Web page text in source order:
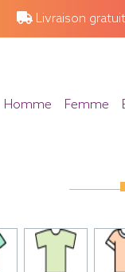
Livraison
Homme Femme